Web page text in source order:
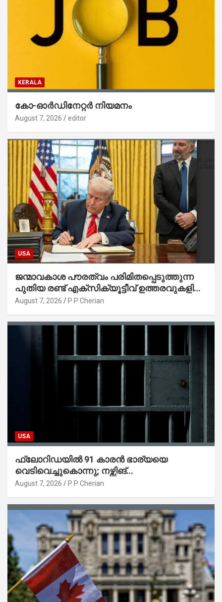
KERALA
കോ-ഓർഡിനേറ്റർ നിയമനം
August 7, 2026 editor
USA
ജന്മാവകാശ പൗരത്വം പരിമിതപ്പെടുത്തുന്ന
പുതിയ രണ്ട് എക്സിക്യൂട്ടീവ് ഉത്തരവുകളിൽ
ട്രംപ് ഒപ്പുവെച്ചു
August 7, 2026 P P Cherian
USA
ഫ്ലോറിഡയിൽ 91 കാരൻ ഭാര്യയെ
വെടിവെച്ചുകൊന്നു; നഴ്സിങ്
ഹോമിലാക്കില്ലെന്ന് നൽകിയ വാഗ്ദാനം
August 7, 2026 P P Cherian